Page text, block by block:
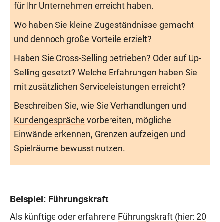
für Ihr Unternehmen erreicht haben.
Wo haben Sie kleine Zugeständnisse gemacht
und dennoch große Vorteile erzielt?
Haben Sie Cross-Selling betrieben? Oder auf Up-
Selling gesetzt? Welche Erfahrungen haben Sie
mit zusätzlichen Serviceleistungen erreicht?
Beschreiben Sie, wie Sie Verhandlungen und
Kundengespräche vorbereiten, mögliche
Einwände erkennen, Grenzen aufzeigen und
Spielräume bewusst nutzen.
Beispiel: Führungskraft
Als künftige oder erfahrene Führungskraft (hier: 20